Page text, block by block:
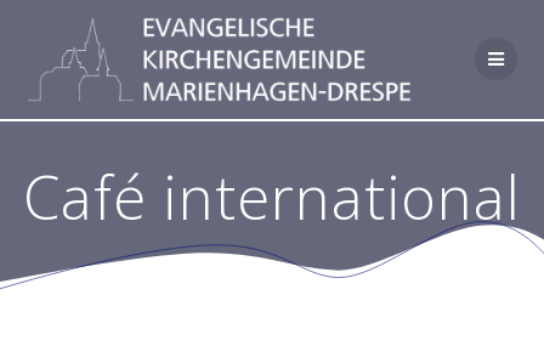
Inhalt
springen
Café international